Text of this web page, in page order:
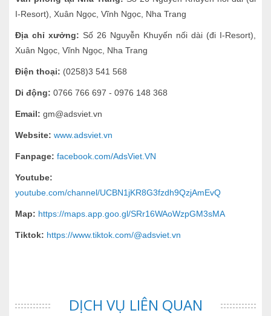
I-Resort), Xuân Ngọc, Vĩnh Ngọc, Nha Trang
Địa chỉ xưởng: Số 26 Nguyễn Khuyến nối dài (đi I-Resort),
Xuân Ngọc, Vĩnh Ngọc, Nha Trang
Điện thoại: (0258)3 541 568
Di động: 0766 766 697 - 0976 148 368
Email: gm@adsviet.vn
Website: www.adsviet.vn
Fanpage: facebook.com/AdsViet.VN
Youtube:
youtube.com/channel/UCBN1jKR8G3fzdh9QzjAmEvQ
Map: https://maps.app.goo.gl/SRr16WAoWzpGM3sMA
Tiktok: https://www.tiktok.com/@adsviet.vn
DỊCH VỤ LIÊN QUAN